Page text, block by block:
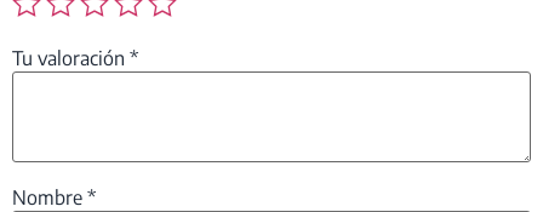
Tu valoración *
Nombre *